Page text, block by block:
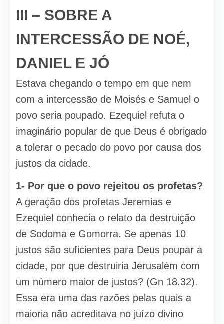
III – SOBRE A
INTERCESSÃO DE NOÉ,
DANIEL E JÓ
Estava chegando o tempo em que nem
com a intercessão de Moisés e Samuel o
povo seria poupado. Ezequiel refuta o
imaginário popular de que Deus é obrigado
a tolerar o pecado do povo por causa dos
justos da cidade.
1- Por que o povo rejeitou os profetas?
A geração dos profetas Jeremias e
Ezequiel conhecia o relato da destruição
de Sodoma e Gomorra. Se apenas 10
justos são suficientes para Deus poupar a
cidade, por que destruiria Jerusalém com
um número maior de justos? (Gn 18.32).
Essa era uma das razões pelas quais a
maioria não acreditava no juízo divino